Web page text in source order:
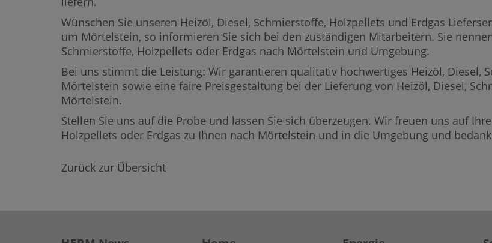
Wünschen Sie unseren Heizöl, Diesel, Schmierstoffe, Holzpellets und Erdgas
um Mörtelstein, so informieren Sie sich bei den zuständigen Mitarbeitern. Sie
Schmierstoffe, Holzpellets oder Erdgas nach Mörtelstein und Umgebung.
Bei uns stimmt die Leistung: Wir garantieren qualitativ hochwertiges Heizöl, Diesel,
Mörtelstein sowie eine faire Preisgestaltung bei der Lieferung von Heizöl, Diesel,
Mörtelstein.
Stellen Sie uns auf die Probe und lassen Sie sich überzeugen. Wir freuen uns auf
Holzpellets oder Erdgas zu Ihnen nach Mörtelstein und in die Umgebung und
Zurück zur Übersicht